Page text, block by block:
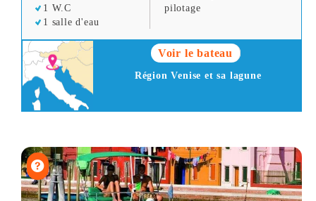
1 W.C
1 salle d'eau
pilotage
Voir le bateau
Région Venise et sa lagune